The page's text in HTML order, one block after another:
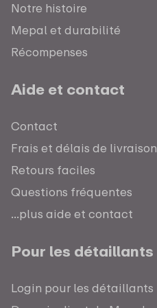
Notre histoire
Mepal et durabilité
Récompenses
Aide et contact
Contact
Frais et délais de livraison
Retours faciles
Questions fréquentes
...plus aide et contact
Pour les détaillants
Login pour les détaillants